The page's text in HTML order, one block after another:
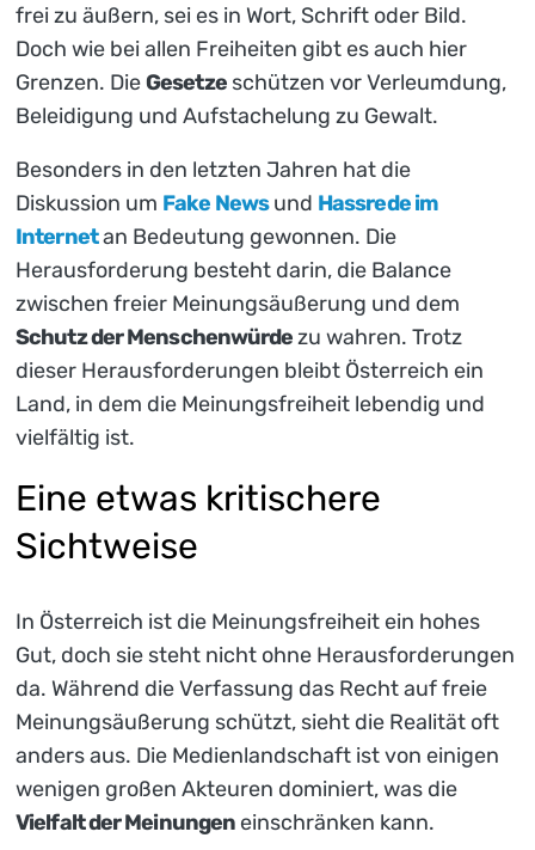
frei zu äußern, sei es in Wort, Schrift oder Bild.
Doch wie bei allen Freiheiten gibt es auch hier
Grenzen. DieGesetzeschützen vor Verleumdung,
Beleidigung und Aufstachelung zu Gewalt.
Besonders in den letzten Jahren hat die
Diskussion um Fake Newsund Hassrede im
Internetan Bedeutung gewonnen. Die
Herausforderung besteht darin, die Balance
zwischen freier Meinungsäußerung und dem
Schutz der Menschenwürdezu wahren. Trotz
dieser Herausforderungen bleibt Österreich ein
Land, in dem die Meinungsfreiheit lebendig und
vielfältig ist.
Eine etwas kritischere
Sichtweise
In Österreich ist die Meinungsfreiheit ein hohes
Gut, doch sie steht nicht ohne Herausforderungen
da. Während die Verfassung das Recht auf freie
Meinungsäußerung schützt, sieht die Realität oft
anders aus. Die Medienlandschaft ist von einigen
wenigen großen Akteuren dominiert, was die
Vielfalt der Meinungen einschränken kann.